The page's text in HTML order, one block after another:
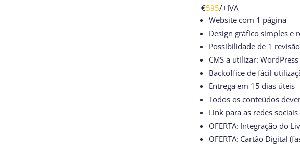
€595/+IVA
Website com 1 página
Design gráfico simples e
Possibilidade de 1
CMS a utilizar: WordPress
Backoffice de fácil
Entrega em 15 dias úteis
Todos os conteúdos
Link para as redes sociais
OFERTA: Integração do
OFERTA: Cartão Digital